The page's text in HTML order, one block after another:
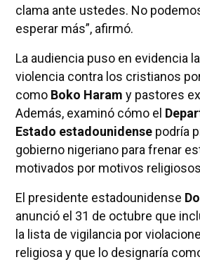
clama ante ustedes. No
esperar más”, afirmó.
La audiencia puso en evidencia
violencia contra los cristianos
como Boko Haram y pastores
Además, examinó cómo el
Estado estadounidensepodría
gobierno nigeriano para frenar
motivados por motivos
El presidente estadounidense
anunció el 31 de octubre que
la lista de vigilancia por
religiosa y que lo designaría